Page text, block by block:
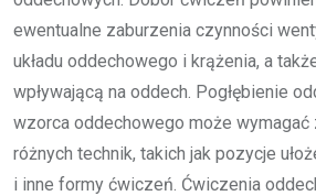
ewentualne zaburzenia czynności
układu oddechowego i krążenia, a
wpływającą na oddech. Pogłębienie
wzorca oddechowego może
różnych technik, takich jak pozycje
i inne formy ćwiczeń. Ćwiczenia